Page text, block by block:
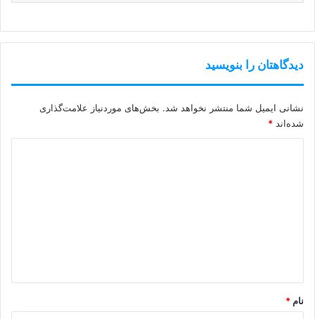
دیدگاهتان را بنویسید
نشانی ایمیل شما منتشر نخواهد شد. بخش‌های موردنیاز علامت‌گذاری
شده‌اند *
نام *